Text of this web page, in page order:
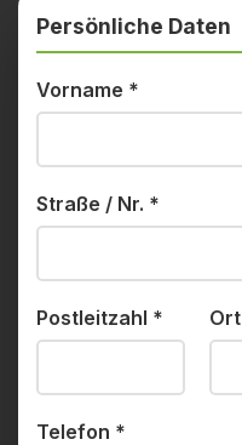
Persönliche Daten
Vorname *
Straße / Nr. *
Postleitzahl * Ort
Telefon *